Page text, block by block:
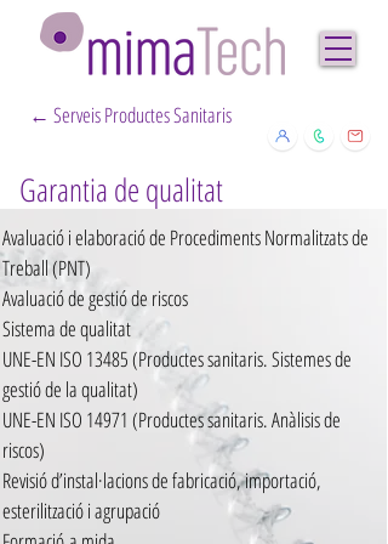
← Serveis Productes Sanitaris
Garantia de qualitat
Avaluació i elaboració de Procediments Normalitzats de
Treball (PNT)
Avaluació de gestió de riscos
Sistema de qualitat
UNE-EN ISO 13485 (Productes sanitaris. Sistemes de
gestió de la qualitat)
UNE-EN ISO 14971 (Productes sanitaris. Anàlisis de
riscos)
Revisió d’instal·lacions de fabricació, importació,
esterilització i agrupació